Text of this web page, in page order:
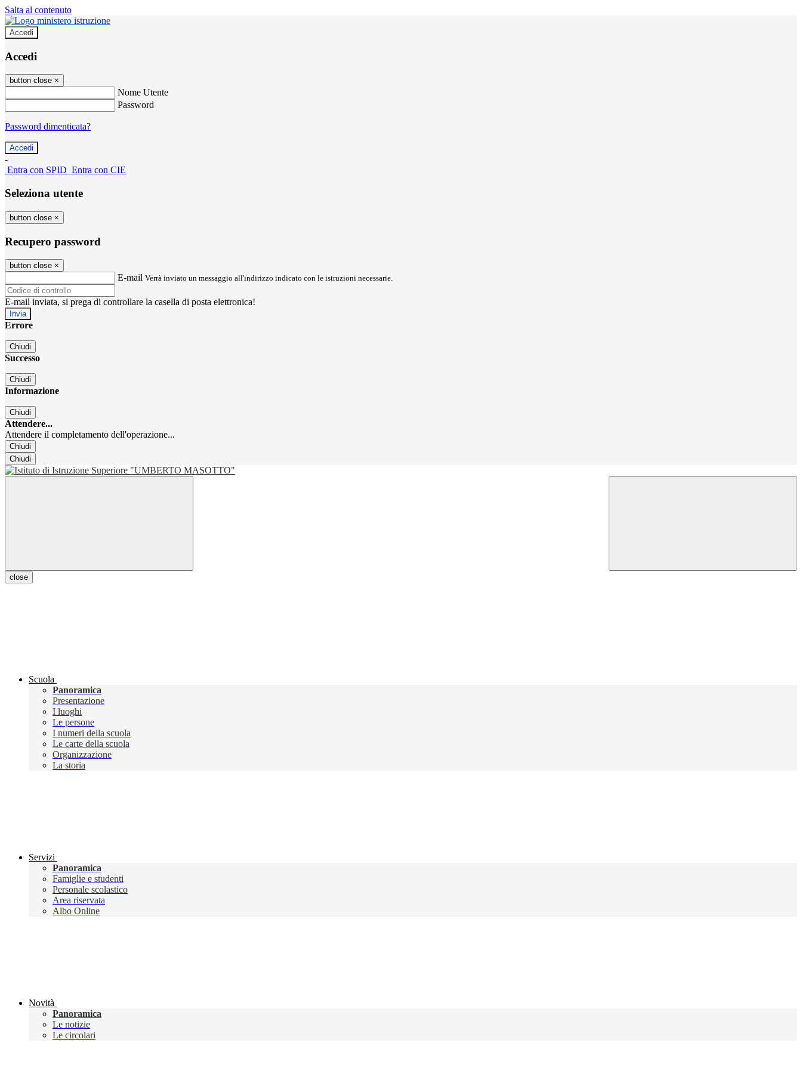
Salta al contenuto
Accedi
Accedi
button close ×
Nome Utente
Password
Password dimenticata?
-
Entra con SPID Entra con CIE
Seleziona utente
button close ×
Recupero password
button close ×
E-mail Verrà inviato un messaggio all'indirizzo indicato con le istruzioni necessarie.
E-mail inviata, si prega di controllare la casella di posta elettronica!
Errore
Chiudi
Successo
Chiudi
Informazione
Chiudi
Attendere...
Attendere il completamento dell'operazione...
Chiudi
Chiudi
close
Scuola
Panoramica
Presentazione
I luoghi
Le persone
I numeri della scuola
Le carte della scuola
Organizzazione
La storia
Servizi
Panoramica
Famiglie e studenti
Personale scolastico
Area riservata
Albo Online
Novità
Panoramica
Le notizie
Le circolari